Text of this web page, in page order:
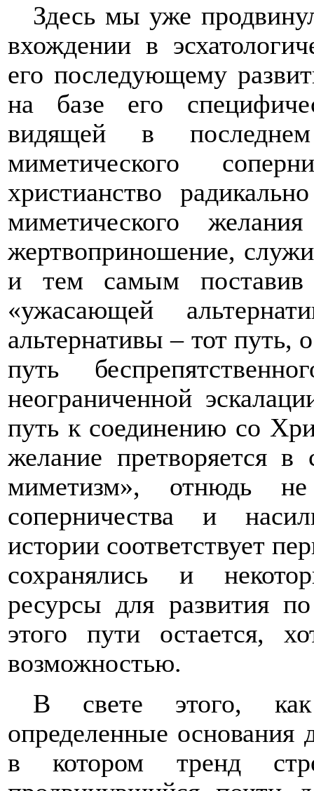
Здесь мы уже
вхождении в
его последующему
на базе его
видящей в
миметического
христианство
миметического
жертвоприношение,
и тем самым
«ужасающей
альтернативы – тот путь,
путь
неограниченной
путь к соединению со
желание претворяется
миметизм», отнюдь не
соперничества и
истории соответствует
сохранялись и
ресурсы для развития
этого пути остается,
возможностью.
В свете этого,
определенные основания
в котором тренд